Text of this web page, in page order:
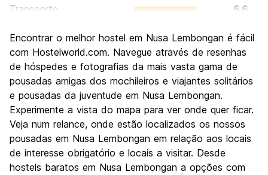
Transporte
6.6
Cultura
8.0
Festas / vida noturna
4.9
Custo-beneficio
7.1
Encontrar o melhor hostel em Nusa Lembongan é fácil
com Hostelworld.com. Navegue através de resenhas
de hóspedes e fotografias da mais vasta gama de
pousadas amigas dos mochileiros e viajantes solitários
e pousadas da juventude em Nusa Lembongan.
Experimente a vista do mapa para ver onde quer ficar.
Veja num relance, onde estão localizados os nossos
pousadas em Nusa Lembongan em relação aos locais
de interesse obrigatório e locais a visitar. Desde
hostels baratos em Nusa Lembongan a opções com